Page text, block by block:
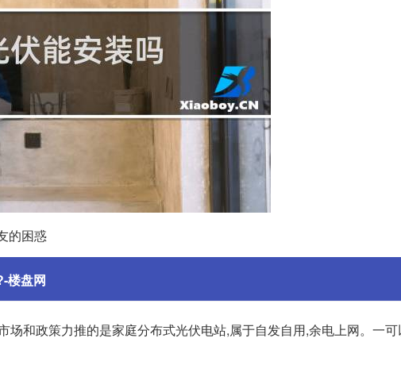
的困惑
楼盘网
场和政策力推的是家庭分布式光伏电站,属于自发自用,余电上网。一